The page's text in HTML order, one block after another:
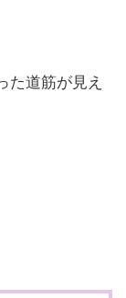
た道筋が見え